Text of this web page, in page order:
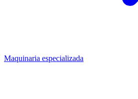
Maquinaria especializada